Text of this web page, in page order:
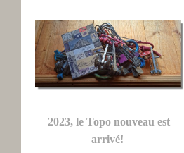
2023, le Topo nouveau est
arrivé!